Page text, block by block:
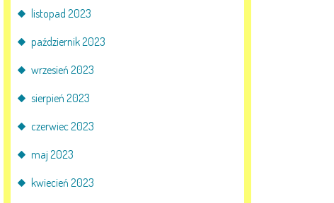
listopad 2023
październik 2023
wrzesień 2023
sierpień 2023
czerwiec 2023
maj 2023
kwiecień 2023